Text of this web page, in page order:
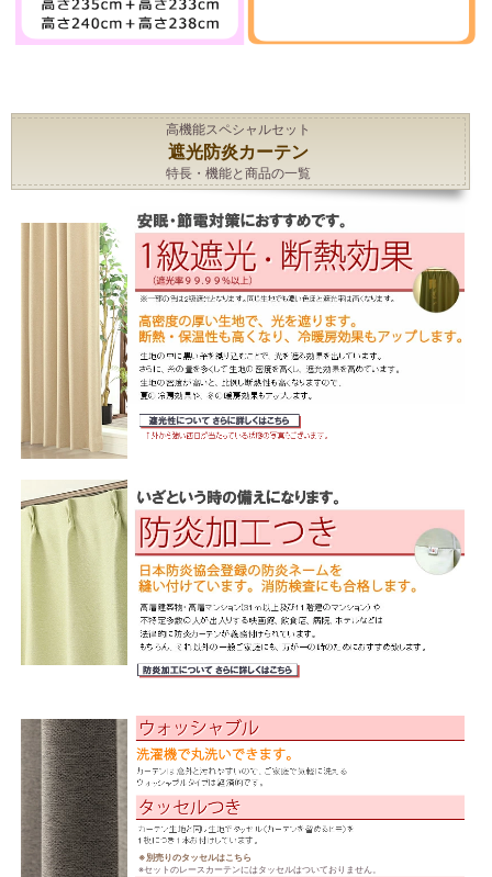
高機能スペシャルセット
遮光防炎カーテン
特長・機能と商品の一覧
※別売りのタッセルはこちら
※セットのレースカーテンにはタッセルはついておりません。